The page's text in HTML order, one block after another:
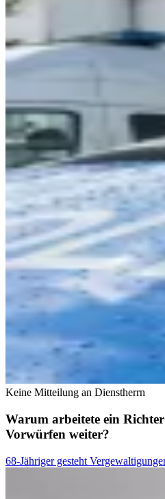
Keine Mitteilung an Dienstherrn
Warum arbeitete ein
Vorwürfen weiter?
68-Jähriger gesteht